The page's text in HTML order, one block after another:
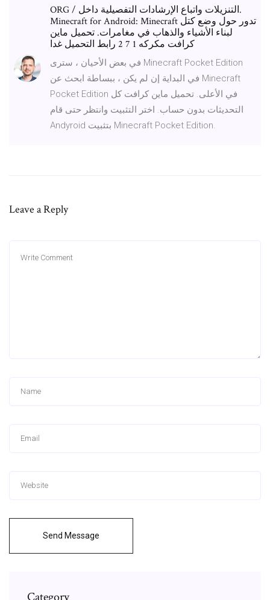
ORG / التنزيلات واتباع الإرشادات التفصيلية داخل.
Minecraft for Android: Minecraft تدور حول وضع كتل
لبناء الأشياء والذهاب في مغامرات. تحميل ماين
كرافت مكركه 1 7 2 رابط التحميل غدا
في بعض الأحيان ، سترى Minecraft Pocket Edition
في البداية إن لم يكن ، ببساطة ابحث عن Minecraft
Pocket Edition في الأعلى. تحميل ماين كرافت كل
التحديثات بدون حساب. اختر التثبيت وانتظر حتى قام
Andyroid بتثبيت Minecraft Pocket Edition.
Leave a Reply
Send Message
Category